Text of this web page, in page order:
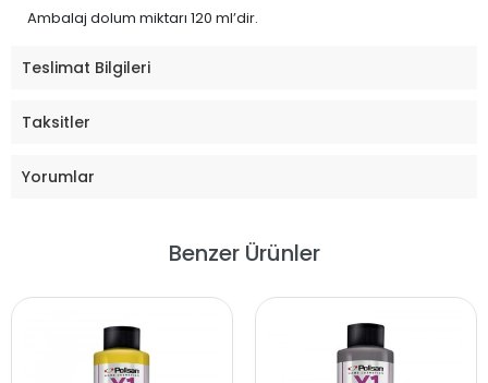
Ambalaj dolum miktarı 120 ml’dir.
Teslimat Bilgileri
Taksitler
Yorumlar
Benzer Ürünler